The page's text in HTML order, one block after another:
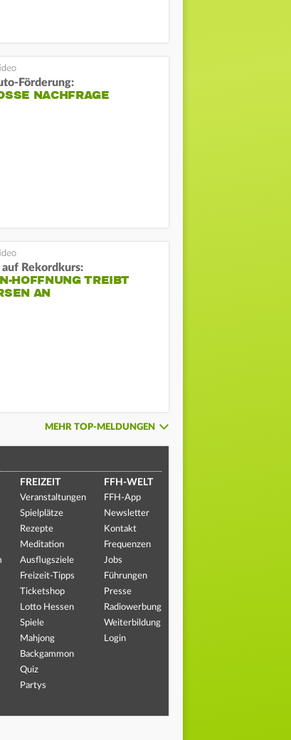
Förderung:
NACHFRAGE
auf Rekordkurs:
HOFFNUNG TREIBT
AN
MEHR TOP-MELDUNGEN
FREIZEIT
Veranstaltungen
Spielplätze
Rezepte
Meditation
Ausflugsziele
Freizeit-Tipps
Ticketshop
Lotto Hessen
Spiele
Mahjong
Backgammon
Quiz
Partys
FFH-WELT
FFH-App
Newsletter
Kontakt
Frequenzen
Jobs
Führungen
Presse
Radiowerbung
Weiterbildung
Login